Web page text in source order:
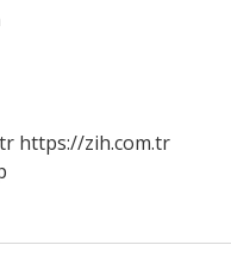
https://zih.com.tr